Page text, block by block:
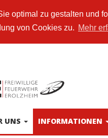
optimal zu gestalten und
von Cookies zu. Mehr
UNS INFORMATIONEN